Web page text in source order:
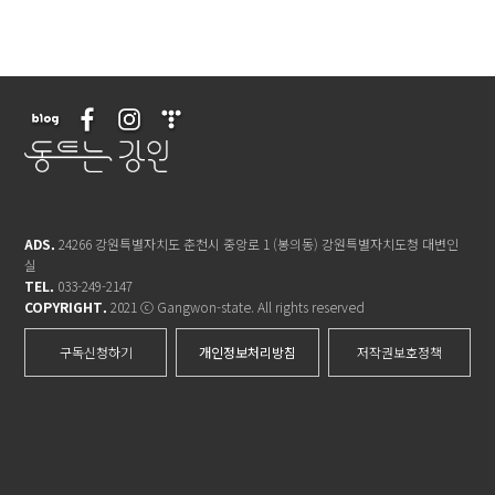
ADS.24266 강원특별자치도 춘천시 중앙로 1 (봉의동) 강원특별자치도청 대변인
실
TEL. 033-249-2147
COPYRIGHT.2021 ⓒ Gangwon-state. All rights reserved
구독신청하기 개인정보처리방침 저작권보호정책